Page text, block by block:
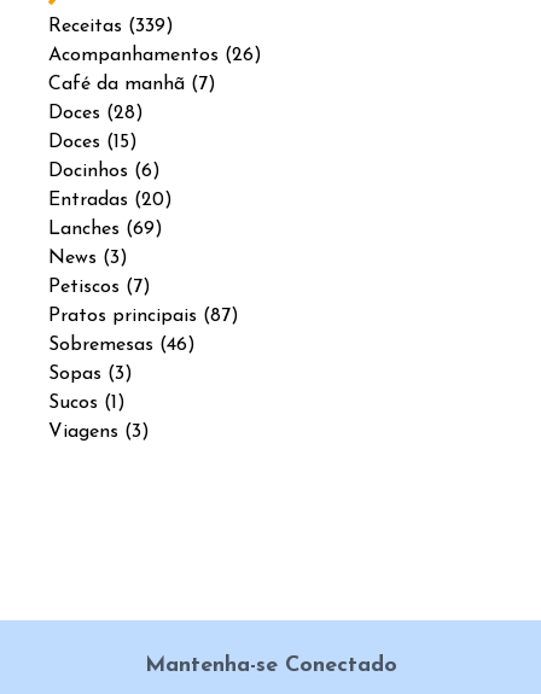
Receitas (339)
Acompanhamentos (26)
Café da manhã (7)
Doces (28)
Doces (15)
Docinhos (6)
Entradas (20)
Lanches (69)
News (3)
Petiscos (7)
Pratos principais (87)
Sobremesas (46)
Sopas (3)
Sucos (1)
Viagens (3)
Mantenha-se Conectado